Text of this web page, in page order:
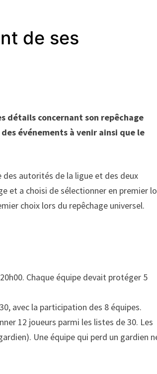
de ses
détails concernant son repêchage
événements à venir ainsi que le
des autorités de la ligue et des deux
et a choisi de sélectionner en premier
choix lors du repêchage universel.
Chaque équipe devait protéger 5
avec la participation des 8 équipes.
12 joueurs parmi les listes de 30. Les
Une équipe qui perd un gardien